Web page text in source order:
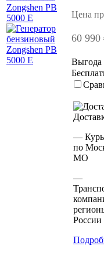
Цена
60 990
Выгода
—
по
МО
—
России